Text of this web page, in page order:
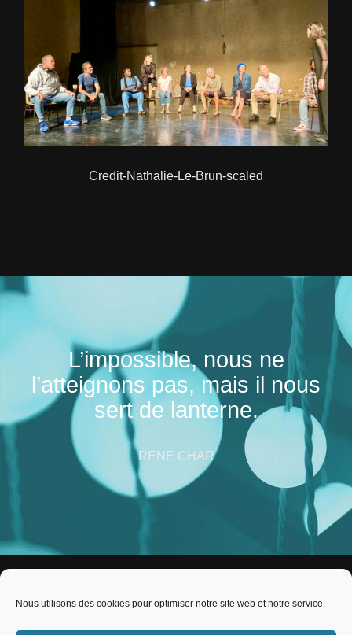
Nous utilisons des cookies pour optimiser notre site web et notre service.
Credit-Nathalie-Le-Brun-scaled
L’impossible, nous ne
l’atteignons pas, mais il nous
sert de lanterne.
RENÉ CHAR